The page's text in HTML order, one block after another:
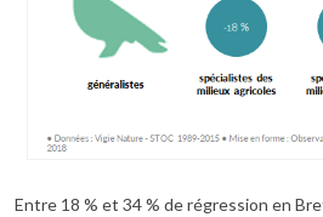
Entre 18 % et 34 % de régression en